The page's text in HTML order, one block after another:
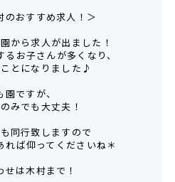
のおすすめ求人！＞
から求人が出ました！
お子さんが多くなり、
とになりました♪
園ですが、
みでも大丈夫！
同行致しますので
れば仰ってくださいね＊
せは木村まで！